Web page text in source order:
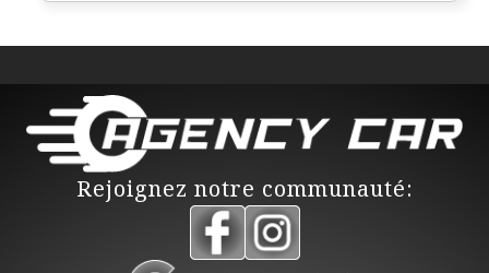
Rejoignez notre communauté: